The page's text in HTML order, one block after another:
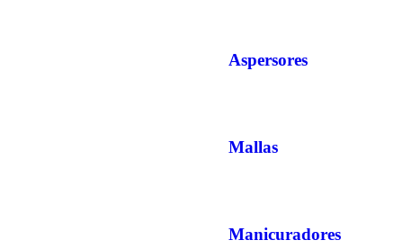
Aspersores
Mallas
Manicuradores